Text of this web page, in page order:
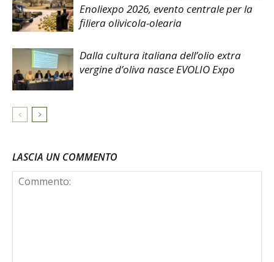
Enoliexpo 2026, evento centrale per la
filiera olivicola-olearia
Dalla cultura italiana dell’olio extra
vergine d’oliva nasce EVOLIO Expo
LASCIA UN COMMENTO